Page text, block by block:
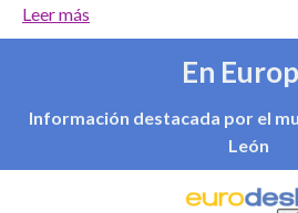
Leer más
En
Información destacada por el
León